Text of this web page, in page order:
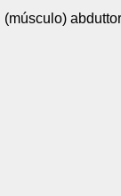
(músculo)